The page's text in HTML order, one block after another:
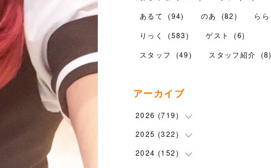
あるて
(94) のあ (82) らら
りっく
(583) ゲスト (6)
スタッフ
(49) スタッフ紹介 (8)
アーカイブ
2026 (719)
(12)
( 102
2025 (322)
( 90)
2024 (152)